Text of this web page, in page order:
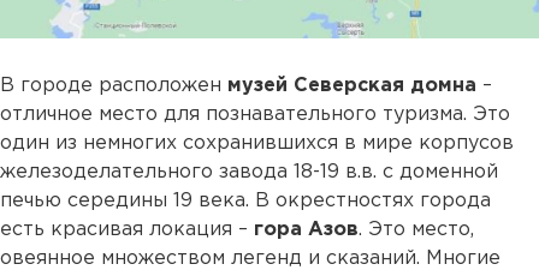
В городе расположен музей Северская домна –
отличное место для познавательного туризма. Это
один из немногих сохранившихся в мире корпусов
железоделательного завода 18-19 в.в. с доменной
печью середины 19 века. В окрестностях города
есть красивая локация – гора Азов. Это место,
овеянное множеством легенд и сказаний. Многие